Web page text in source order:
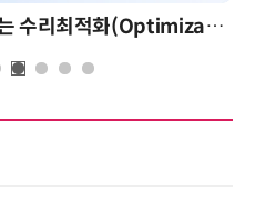
AI 시대의 의사결정을 바꾸는 수리최적화(Optimization): 실제 산업 적용 사례와 활용 전략